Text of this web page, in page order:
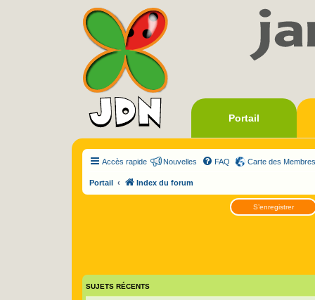
Portail
Accès rapide Nouvelles FAQ Carte des Membres
Portail Index du forum
S’enregistrer
SUJETS RÉCENTS